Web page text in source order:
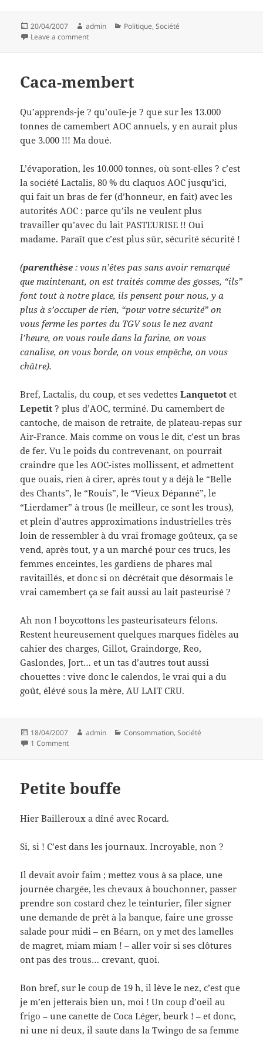
Posted
on
20/04/2007 Author
admin Categories
Politique,Société
Leave a commenton Bagdad sur Seine
Caca-membert
Qu’apprends-je ? qu’ouïe-je ? que sur les 13.000
tonnes de camembert AOC annuels, y en aurait plus
que 3.000 !!! Ma doué.
L’évaporation, les 10.000 tonnes, où sont-elles ? c’est
la société Lactalis, 80 % du claquos AOC jusqu’ici,
qui fait un bras de fer (d’honneur, en fait) avec les
autorités AOC : parce qu’ils ne veulent plus
travailler qu’avec du lait PASTEURISE !! Oui
madame. Paraît que c’est plus sûr, sécurité sécurité !
(parenthèse: vous n’êtes pas sans avoir remarqué
que maintenant, on est traités comme des gosses, “ils”
font tout à notre place, ils pensent pour nous, y a
plus à s’occuper de rien, “pour votre sécurité” on
vous ferme les portes du TGV sous le nez avant
l’heure, on vous roule dans la farine, on vous
canalise, on vous borde, on vous empêche, on vous
châtre).
Bref, Lactalis, du coup, et ses vedettesLanquetotet
Lepetit? plus d’AOC, terminé. Du camembert de
cantoche, de maison de retraite, de plateau-repas sur
Air-France. Mais comme on vous le dit, c’est un bras
de fer. Vu le poids du contrevenant, on pourrait
craindre que les AOC-istes mollissent, et admettent
que ouais, rien à cirer, après tout y a déjà le “Belle
des Chants”, le “Rouis”, le “Vieux Dépanné”, le
“Lierdamer” à trous (le meilleur, ce sont les trous),
et plein d’autres approximations industrielles très
loin de ressembler à du vrai fromage goûteux, ça se
vend, après tout, y a un marché pour ces trucs, les
femmes enceintes, les gardiens de phares mal
ravitaillés, et donc si on décrétait que désormais le
vrai camembert ça se fait aussi au lait pasteurisé ?
Ah non ! boycottons les pasteurisateurs félons.
Restent heureusement quelques marques fidèles au
cahier des charges, Gillot, Graindorge, Reo,
Gaslondes, Jort… et un tas d’autres tout aussi
chouettes : vive donc le calendos, le vrai qui a du
goût, élévé sous la mère, AU LAIT CRU.
Posted
on
18/04/2007 Author
admin Categories
Consommation,Société
1 Commenton Caca-membert
Petite bouffe
Hier Bailleroux a dîné avec Rocard.
Si, si ! C’est dans les journaux. Incroyable, non ?
Il devait avoir faim ; mettez vous à sa place, une
journée chargée, les chevaux à bouchonner, passer
prendre son costard chez le teinturier, filer signer
une demande de prêt à la banque, faire une grosse
salade pour midi – en Béarn, on y met des lamelles
de magret, miam miam ! – aller voir si ses clôtures
ont pas des trous… crevant, quoi.
Bon bref, sur le coup de 19 h, il lève le nez, c’est que
je m’en jetterais bien un, moi ! Un coup d’oeil au
frigo – une canette de Coca Léger, beurk ! – et donc,
ni une ni deux, il saute dans la Twingo de sa femme